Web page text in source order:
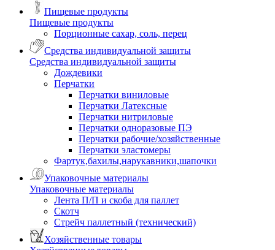
Пищевые продукты
Пищевые продукты
Порционные сахар, соль, перец
Средства индивидуальной защиты
Средства индивидуальной защиты
Дождевики
Перчатки
Перчатки виниловые
Перчатки Латексные
Перчатки нитриловые
Перчатки одноразовые ПЭ
Перчатки рабочие/хозяйственные
Перчатки эластомеры
Фартук,бахилы,нарукавники,шапочки
Упаковочные материалы
Упаковочные материалы
Лента П/П и скоба для паллет
Скотч
Стрейч паллетный (технический)
Хозяйственные товары